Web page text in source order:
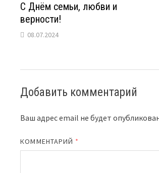
С Днём семьи, любви и
верности!
08.07.2024
Добавить комментарий
Ваш адрес email не будет
КОММЕНТАРИЙ *